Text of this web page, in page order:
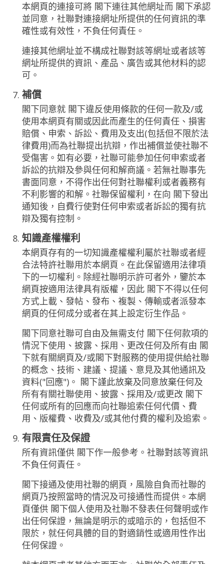
本網頁的連接可將 閣下連往其他網址而 閣下承認
並同意，社聯對連接網址所提供的任何資訊的準
確性或有效性，不負任何責任。
連接其他網址並不構成社聯對該等網址或者該等
網址所提供的資訊、產品、廣告或其他材料的認
可。
補償
閣下同意就 閣下違反使用條款的任何一款及/或
使用本網頁有關或因此而產生的任何責任、損害
賠償、申索、訴訟、費用及支出(包括但不限於法
律費用)而為社聯提出抗辯，作出補償並使社聯不
受傷害。如有必要，社聯可能參加任何申索或者
訴訟的抗辯及參與任何和解商議。若無社聯事先
書面同意，不得作出任何對社聯權利或者義務有
不利影響的和解。社聯保留權利，在向 閣下發出
通知後，自費行使對任何申索或者訴訟的獨有抗
辯及獨有控制。
知識產權權利
本網頁存有的一切知識產權權利屬於社聯或者經
合法特許社聯用於本網頁。在此保留適用法律項
下的一切權利。除經社聯明示許可者外，鑒於本
網頁按適用法律具有版權，因此 閣下不得以任何
方式上載、發帖、發布、複製、傳輸或者派發本
網頁的任何成分或者在其上設定衍生作品。
閣下同意社聯可自由及無需支付 閣下任何款項的
情況下使用、披露、採用、更改任何及所有由 閣
下就有關網頁及/或閣下對服務的使用提供給社聯
的概念、技術、建議、提議、意見及其他通訊及
資料("回應")。 閣下謹此放棄及同意放棄任何及
所有有關社聯使用、披露、採用及/或更改 閣下
任何或所有的回應而向社聯追索任何代價、費
用、版權費、收費及/或其他付費的權利及追索。
有限責任及保證
所有資訊僅供 閣下作一般參考。社聯對該等資訊
不負任何責任。
閣下接通及使用社聯的網頁，風險自負而社聯的
網頁乃按照當時的情況及可接通性而提供。本網
頁僅供 閣下個人使用及社聯不發表任何聲明或作
出任何保證，無論是明示的或暗示的，包括但不
限於，就任何具體的目的對適銷性或適用性作出
任何保證。